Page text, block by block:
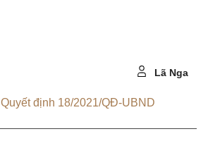
Lã Nga
Quyết định 18/2021/QĐ-UBND